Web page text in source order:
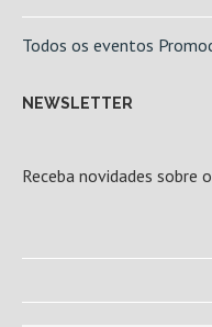
Todos os eventos
NEWSLETTER
Receba novidades sobre o